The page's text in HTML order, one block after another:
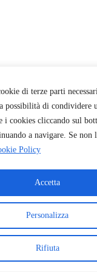
di terze parti
possibilità di condividere
i cookies cliccando sul
a navigare. Se non
Policy
Personalizza
Rifiuta
Accetta